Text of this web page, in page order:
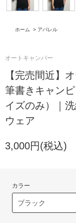
ホーム > アパレル
オートキャンパー
【完売間近】
筆書きキャン
イズのみ）｜
ウェア
3,000円(税込)
カラー